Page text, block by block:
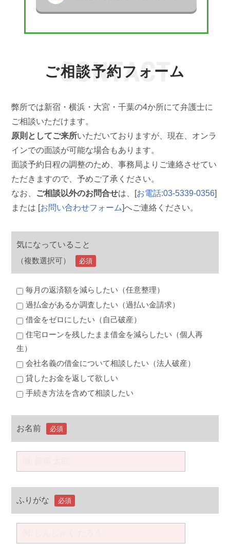
ご相談予約フォーム
弊所では新宿・横浜・大宮・千葉の4か所にて弁護士に
ご相談いただけます。
原則としてご来所いただいておりますが、現在、オンラ
インでの面談が可能な場合もあります。
面談予約日程の調整のため、事務局よりご連絡させてい
ただきますので、予めご了承ください。
なお、 ご相談以外のお問合せは、[お電話:03-5339-0356]
または [お問い合わせフォーム]へご連絡ください。
気になっていること
（複数選択可）
必須
毎月の返済額を減らしたい（任意整理）
過払金があるか調査したい（過払い金請求）
借金をゼロにしたい（自己破産）
住宅ローンを残したまま借金を減らしたい（個人再
生）
会社名義の借金について相談したい（法人破産）
貸したお金を返して欲しい
手続き方法を含めて相談したい
お名前 必須
ふりがな 必須